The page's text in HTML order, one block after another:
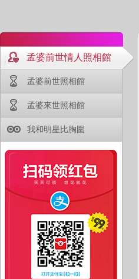
孟婆前世情人照相館
孟婆前世照相館
孟婆來世照相館
我和明星比胸圍